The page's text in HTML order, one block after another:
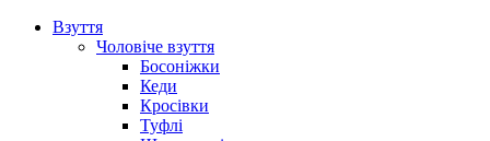
Взуття
Чоловіче взуття
Босоніжки
Кеди
Кросівки
Туфлі